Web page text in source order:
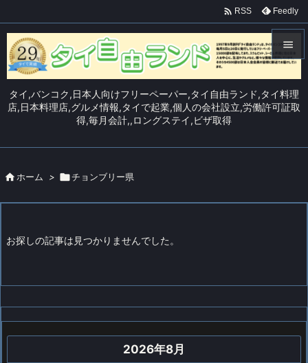
タイ,バンコク,日本人向けフリーペーパー,タイ自由ランド,タイ料理
店,日本料理店,グルメ情報,タイで起業,個人の会社設立,労働許可証取
得,毎月会計,,ロングステイ,ビザ取得

メニュ


 RSS Feedly
 ホーム > チョンブリー県
お探しの記事は見つかりませんでした。
2026年8月